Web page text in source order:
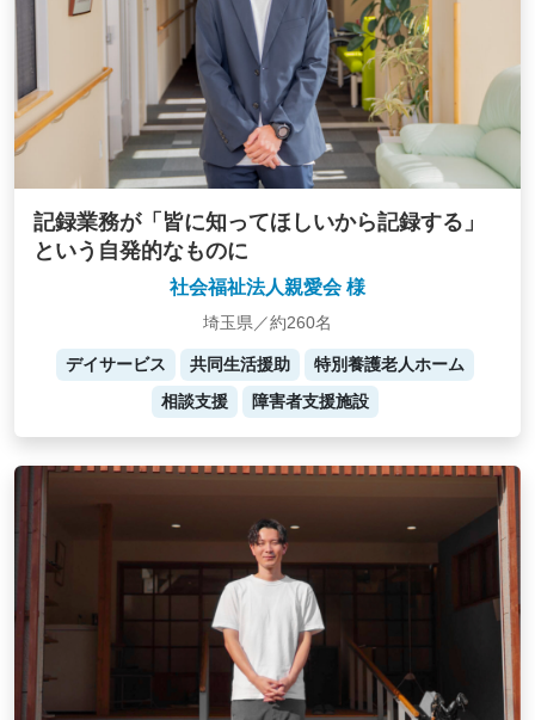
記録業務が「皆に知ってほしいから記録する」
という自発的なものに
社会福祉法人親愛会 様
埼玉県／約260名
デイサービス 共同生活援助
特別養護老人ホーム
相談支援
障害者支援施設